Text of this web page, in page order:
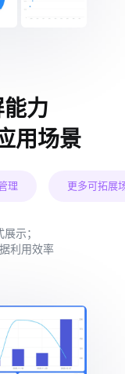
力
用场景
理 更多可拓展
示；
利用效率